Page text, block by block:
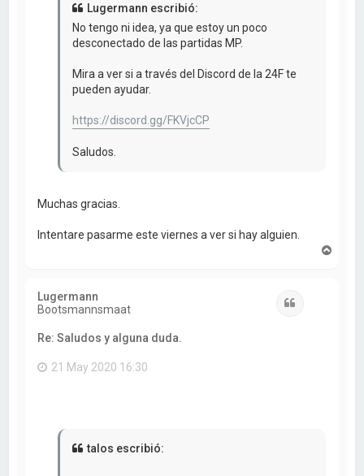
Lugermann escribió:
No tengo ni idea, ya que estoy un poco
desconectado de las partidas MP.
Mira a ver si a través del Discord de la 24F te
pueden ayudar.
https://discord.gg/FKVjcCP
Saludos.
Muchas gracias.
Intentare pasarme este viernes a ver si hay alguien.
Lugermann
Bootsmannsmaat
Re: Saludos y alguna duda.
21 May 2020 16:30
talos escribió: